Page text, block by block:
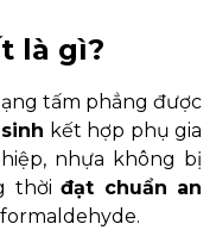
là gì?
tấm phẳng được
kết hợp phụ gia
nhựa không bị
thờiđạt chuẩn an